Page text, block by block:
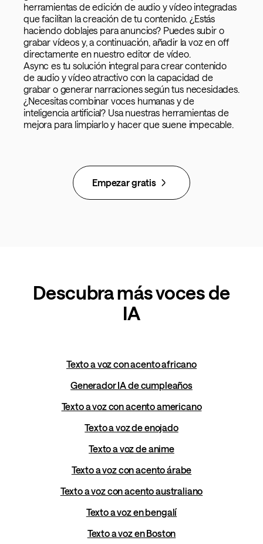
herramientas de edición de audio y vídeo integradas
que facilitan la creación de tu contenido. ¿Estás
haciendo doblajes para anuncios? Puedes subir o
grabar vídeos y, a continuación, añadir la voz en off
directamente en nuestro editor de vídeo.
Async es tu solución integral para crear contenido
de audio y vídeo atractivo con la capacidad de
grabar o generar narraciones según tus necesidades.
¿Necesitas combinar voces humanas y de
inteligencia artificial? Usa nuestras herramientas de
mejora para limpiarlo y hacer que suene impecable.
Empezar gratis
Descubra más voces de
IA
Texto a voz con acento africano
Generador IA de cumpleaños
Texto a voz con acento americano
Texto a voz de enojado
Texto a voz de anime
Texto a voz con acento árabe
Texto a voz con acento australiano
Texto a voz en bengalí
Texto a voz en Boston